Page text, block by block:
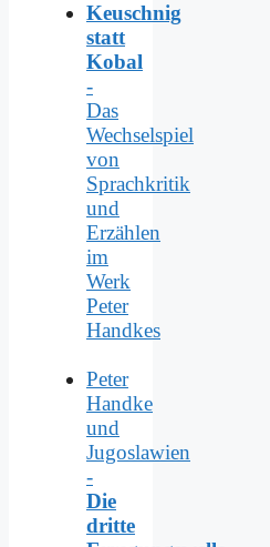
Keuschnig
statt
Kobal
-
Das
Wechselspiel
von
Sprachkritik
und
Erzählen
im
Werk
Peter
Handkes
Peter
Handke
und
Jugoslawien
-
Die
dritte